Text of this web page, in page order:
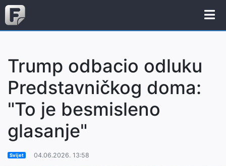
Trump odbacio odluku
Predstavničkog doma:
"To je besmisleno
glasanje"
Svijet 04.06.2026. 13:58